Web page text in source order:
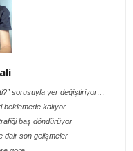
sorusuyla yer değiştiriyor…
beklemede kalıyor
baş döndürüyor
dair son gelişmeler